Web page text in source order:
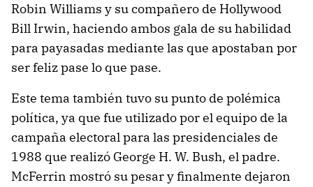
Robin Williams y su compañero de Hollywood
Bill Irwin, haciendo ambos gala de su habilidad
para payasadas mediante las que apostaban por
ser feliz pase lo que pase.
Este tema también tuvo su punto de polémica
política, ya que fue utilizado por el equipo de la
campaña electoral para las presidenciales de
1988 que realizó George H. W. Bush, el padre.
McFerrin mostró su pesar y finalmente dejaron